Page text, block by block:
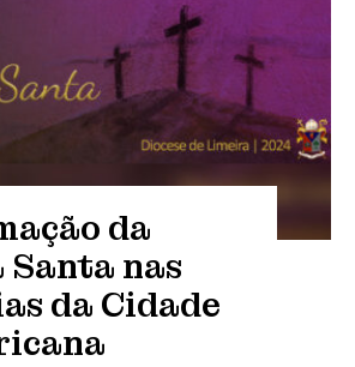
da
Santa nas
da Cidade